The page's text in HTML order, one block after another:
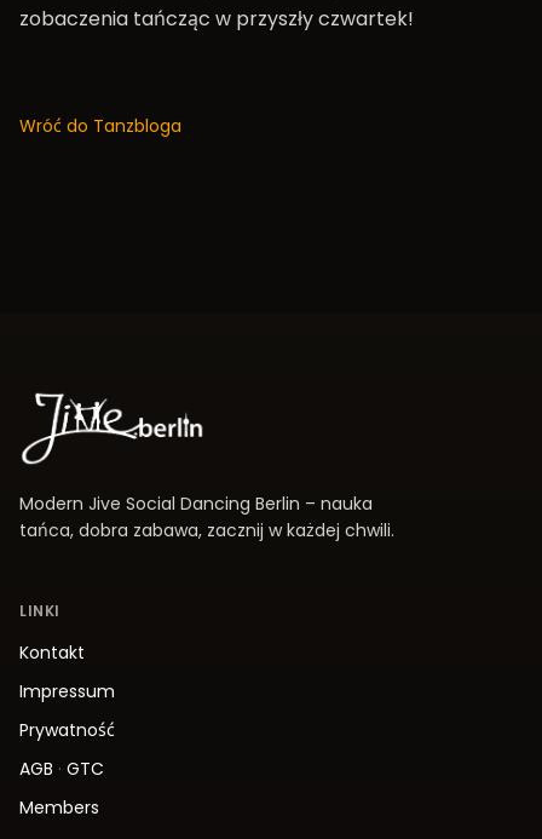
zobaczenia tańcząc w przyszły czwartek!
Wróć do Tanzbloga
Modern Jive Social Dancing Berlin – nauka
tańca, dobra zabawa, zacznij w każdej chwili.
LINKI
Kontakt
Impressum
Prywatność
AGB · GTC
Members